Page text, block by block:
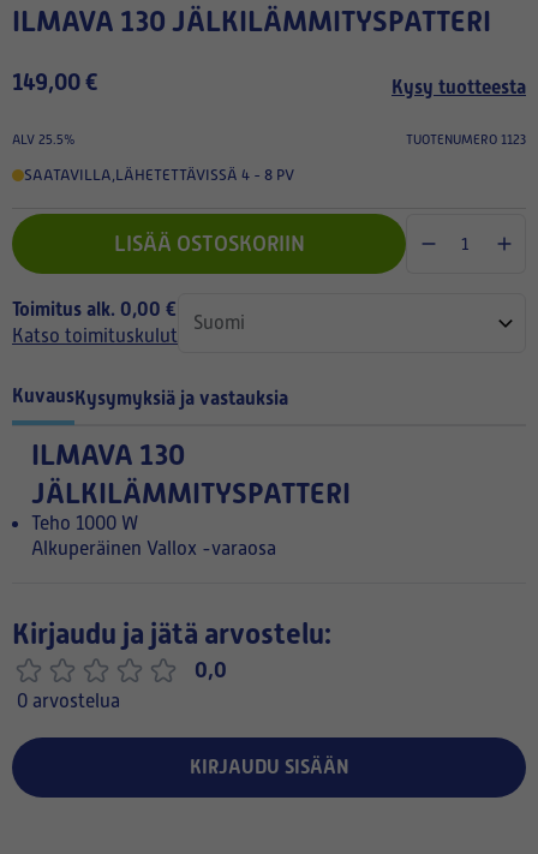
ILMAVA 130 JÄLKILÄMMITYSPATTERI
149,00 € Kysy tuotteesta
ALV 25.5% TUOTENUMERO 1123
SAATAVILLA,LÄHETETTÄVISSÄ 4 - 8 PV
LISÄÄ OSTOSKORIIN
Toimitus alk. 0,00 €
Katso toimituskulut
KuvausKysymyksiä ja vastauksia
ILMAVA 130
JÄLKILÄMMITYSPATTERI
Teho 1000 W
Alkuperäinen Vallox -varaosa
Kirjaudu ja jätä arvostelu:
0,0
0 arvostelua
KIRJAUDU SISÄÄN